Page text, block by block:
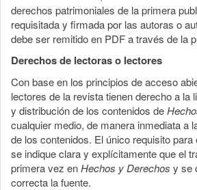
derechos patrimoniales de la primera
requisitada y firmada por las autoras o
debe ser remitido en PDF a través de la
Derechos de lectoras o lectores
Con base en los principios de acceso
lectores de la revista tienen derecho a la
y distribución de los contenidos de
cualquier medio, de manera inmediata a
de los contenidos. El único requisito
se indique clara y explícitamente que el
primera vez enHechos y Derechos y se
correcta la fuente.